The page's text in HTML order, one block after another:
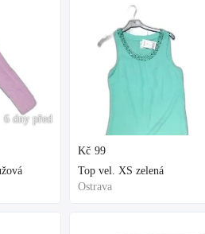
6 dny před
Kč 99
Top vel. XS zelená
Ostrava